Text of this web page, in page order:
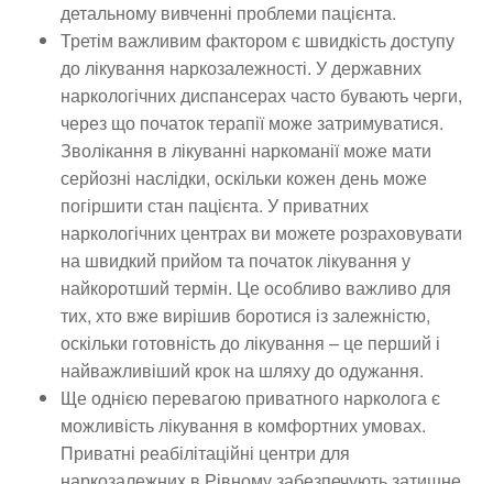
детальному вивченні проблеми пацієнта.
Третім важливим фактором є швидкість доступу
до лікування наркозалежності. У державних
наркологічних диспансерах часто бувають черги,
через що початок терапії може затримуватися.
Зволікання в лікуванні наркоманії може мати
серйозні наслідки, оскільки кожен день може
погіршити стан пацієнта. У приватних
наркологічних центрах ви можете розраховувати
на швидкий прийом та початок лікування у
найкоротший термін. Це особливо важливо для
тих, хто вже вирішив боротися із залежністю,
оскільки готовність до лікування – це перший і
найважливіший крок на шляху до одужання.
Ще однією перевагою приватного нарколога є
можливість лікування в комфортних умовах.
Приватні реабілітаційні центри для